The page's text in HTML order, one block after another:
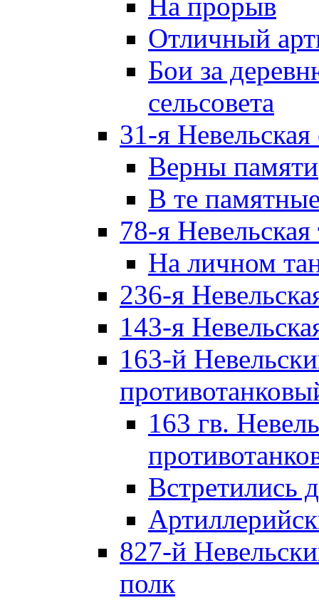
Отличный
Бои за
сельсовета
31-я Невельская
Верны памяти
В те
78-я Невельская
На личном
236-я
143-я
163-й
163 гв.
Встретились
827-й
полк